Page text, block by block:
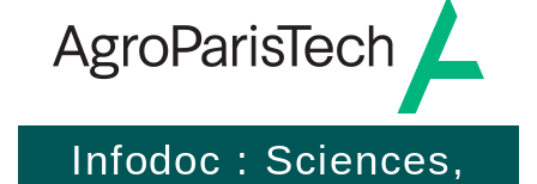
Infodoc : Sciences,